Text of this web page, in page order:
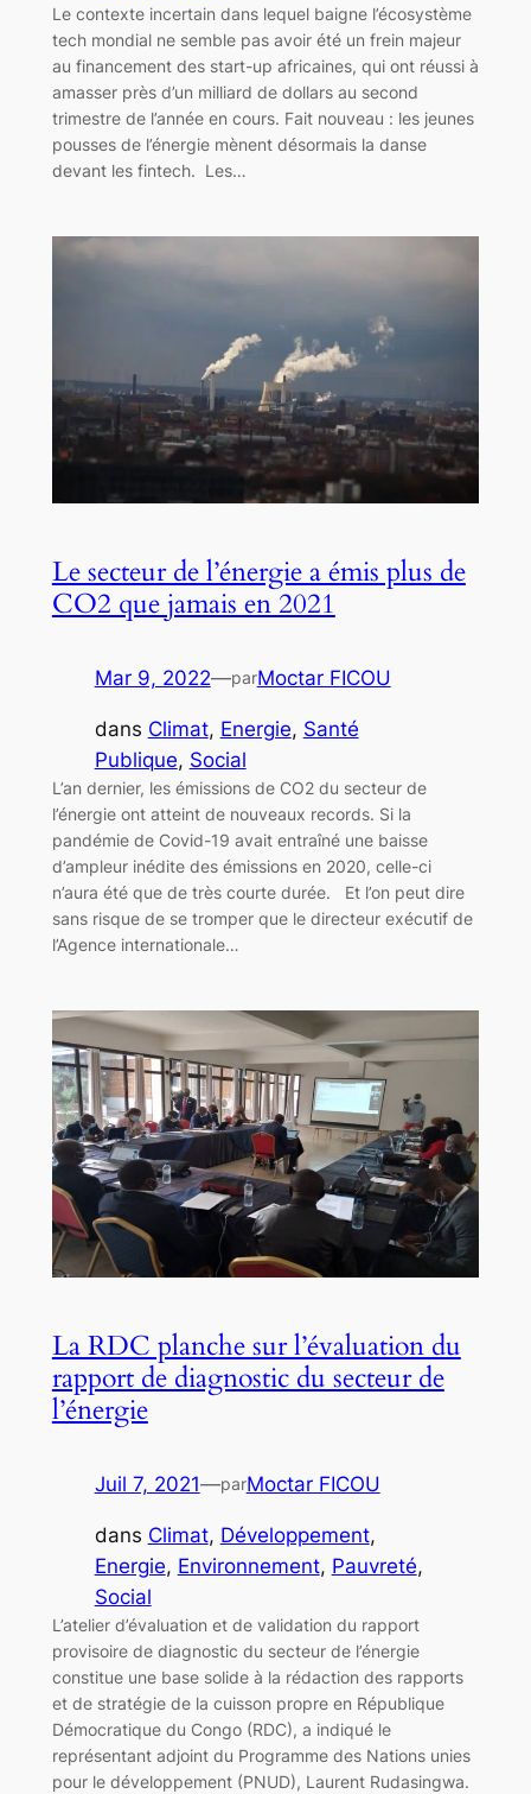
Le contexte incertain dans lequel baigne l’écosystème
tech mondial ne semble pas avoir été un frein majeur
au financement des start-up africaines, qui ont réussi à
amasser près d’un milliard de dollars au second
trimestre de l’année en cours. Fait nouveau : les jeunes
pousses de l’énergie mènent désormais la danse
devant les fintech. Les…
Le secteur de l’énergie a émis plus de
CO2 que jamais en 2021
Mar 9, 2022—parMoctar FICOU
dans Climat, Energie, Santé
Publique, Social
L’an dernier, les émissions de CO2 du secteur de
l’énergie ont atteint de nouveaux records. Si la
pandémie de Covid-19 avait entraîné une baisse
d’ampleur inédite des émissions en 2020, celle-ci
n’aura été que de très courte durée. Et l’on peut dire
sans risque de se tromper que le directeur exécutif de
l’Agence internationale…
La RDC planche sur l’évaluation du
rapport de diagnostic du secteur de
l’énergie
Juil 7, 2021—parMoctar FICOU
dans Climat, Développement
Energie, Environnement, Pauvreté
Social
L’atelier d’évaluation et de validation du rapport
provisoire de diagnostic du secteur de l’énergie
constitue une base solide à la rédaction des rapports
et de stratégie de la cuisson propre en République
Démocratique du Congo (RDC), a indiqué le
représentant adjoint du Programme des Nations unies
pour le développement (PNUD), Laurent Rudasingwa.